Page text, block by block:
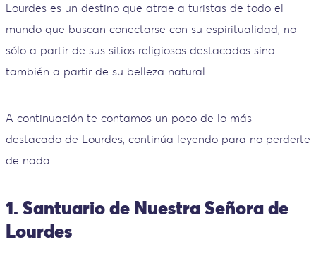
Lourdes es un destino que atrae a turistas de todo el
mundo que buscan conectarse con su espiritualidad, no
sólo a partir de sus sitios religiosos destacados sino
también a partir de su belleza natural.
A continuación te contamos un poco de lo más
destacado de Lourdes, continúa leyendo para no perderte
de nada.
1. Santuario de Nuestra Señora de
Lourdes